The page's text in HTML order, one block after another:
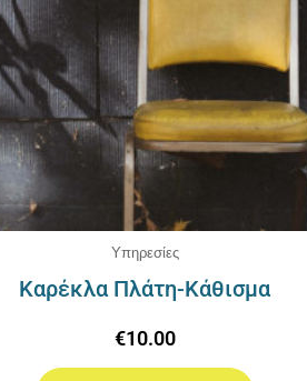
Υπηρεσίες
Καρέκλα Πλάτη-Κάθισμα
€10.00